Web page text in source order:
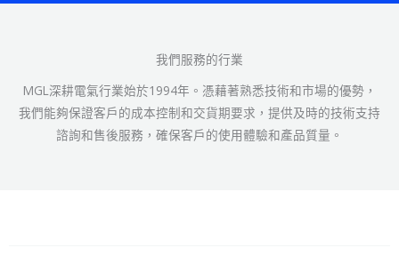
我們服務的行業
MGL深耕電氣行業始於1994年。憑藉著熟悉技術和市場的優勢，
我們能夠保證客戶的成本控制和交貨期要求，提供及時的技術支持
諮詢和售後服務，確保客戶的使用體驗和產品質量。